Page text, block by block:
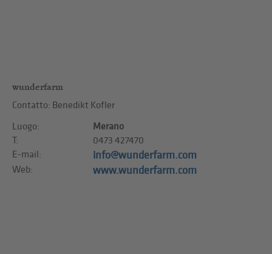
wunderfarm
Contatto: Benedikt Kofler
Luogo:
Merano
T:
0473 427470
E-mail:
info@wunderfarm.com
Web: www.wunderfarm.com